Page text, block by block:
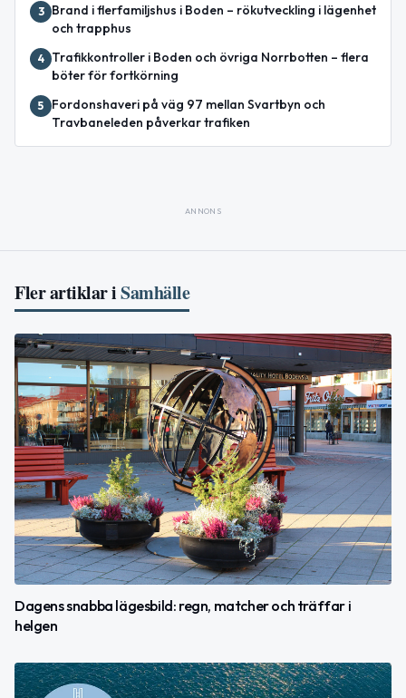
3
Brand i flerfamiljshus i Boden – rökutveckling i lägenhet
och trapphus
4
Trafikkontroller i Boden och övriga Norrbotten – flera
böter för fortkörning
5
Fordonshaveri på väg 97 mellan Svartbyn och
Travbaneleden påverkar trafiken
ANNONS
Fler artiklar iSamhälle
Dagens snabba lägesbild: regn, matcher och träffar i
helgen